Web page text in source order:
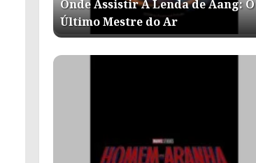
Onde Assistir A Lenda de Aang: O
Último Mestre do Ar